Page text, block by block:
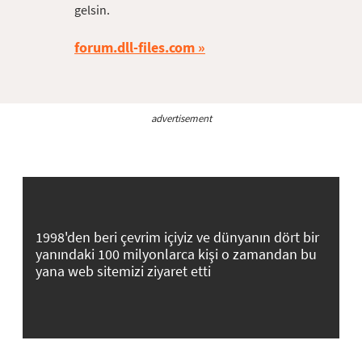
gelsin.
forum.dll-files.com
advertisement
1998'den beri çevrim içiyiz ve dünyanın dört bir
yanındaki 100 milyonlarca kişi o zamandan bu
yana web sitemizi ziyaret etti